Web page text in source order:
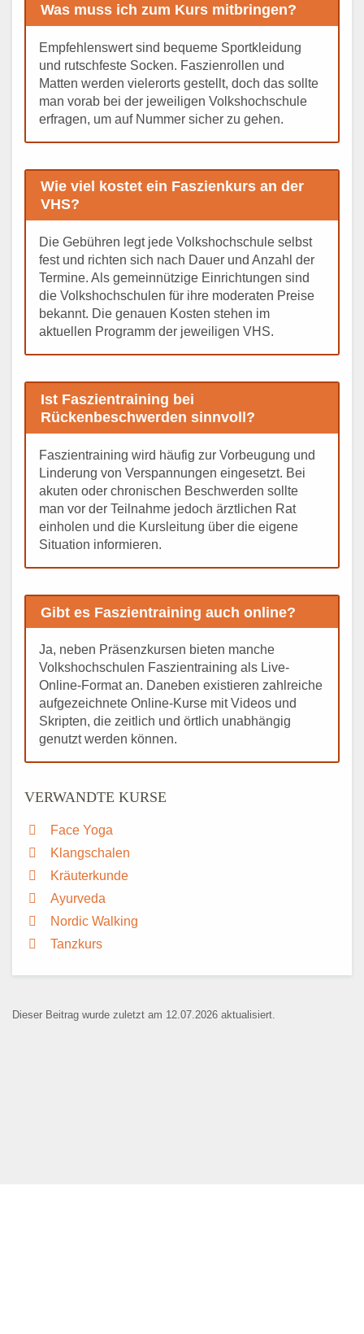
Was muss ich zum Kurs mitbringen?
Empfehlenswert sind bequeme Sportkleidung
und rutschfeste Socken. Faszienrollen und
Matten werden vielerorts gestellt, doch das sollte
man vorab bei der jeweiligen Volkshochschule
erfragen, um auf Nummer sicher zu gehen.
Wie viel kostet ein Faszienkurs an der
VHS?
Die Gebühren legt jede Volkshochschule selbst
fest und richten sich nach Dauer und Anzahl der
Termine. Als gemeinnützige Einrichtungen sind
die Volkshochschulen für ihre moderaten Preise
bekannt. Die genauen Kosten stehen im
aktuellen Programm der jeweiligen VHS.
Ist Faszientraining bei
Rückenbeschwerden sinnvoll?
Faszientraining wird häufig zur Vorbeugung und
Linderung von Verspannungen eingesetzt. Bei
akuten oder chronischen Beschwerden sollte
man vor der Teilnahme jedoch ärztlichen Rat
einholen und die Kursleitung über die eigene
Situation informieren.
Gibt es Faszientraining auch online?
Ja, neben Präsenzkursen bieten manche
Volkshochschulen Faszientraining als Live-
Online-Format an. Daneben existieren zahlreiche
aufgezeichnete Online-Kurse mit Videos und
Skripten, die zeitlich und örtlich unabhängig
genutzt werden können.
VERWANDTE KURSE
Face Yoga
Klangschalen
Kräuterkunde
Ayurveda
Nordic Walking
Tanzkurs
Dieser Beitrag wurde zuletzt am 12.07.2026 aktualisiert.